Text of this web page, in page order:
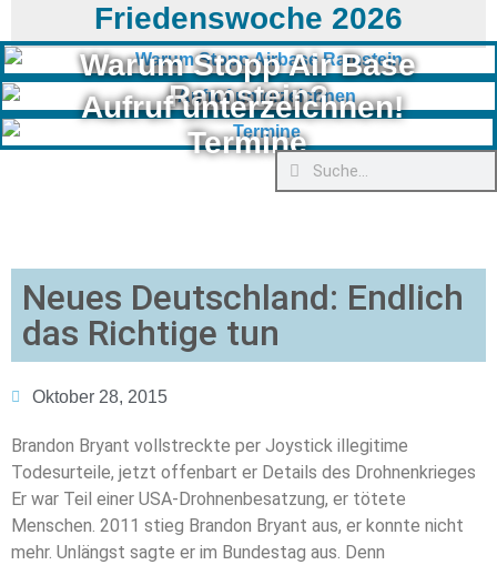
Friedenswoche 2026
Warum Stopp Air Base
Ramstein?
Aufruf unterzeichnen!
Termine
Neues Deutschland: Endlich
das Richtige tun
Oktober 28, 2015
Brandon Bryant vollstreckte per Joystick illegitime
Todesurteile, jetzt offenbart er Details des Drohnenkrieges
Er war Teil einer USA-Drohnenbesatzung, er tötete
Menschen. 2011 stieg Brandon Bryant aus, er konnte nicht
mehr. Unlängst sagte er im Bundestag aus. Denn